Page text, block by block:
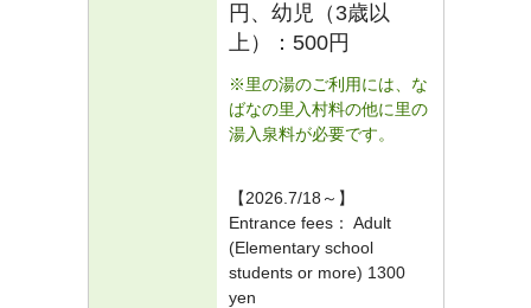
円、幼児（3歳以
上）：500円
※里の湯のご利用には、な
ばなの里入村料の他に里の
湯入泉料が必要です。
【2026.7/18～】
Entrance fees： Adult
(Elementary school
students or more) 1300
yen